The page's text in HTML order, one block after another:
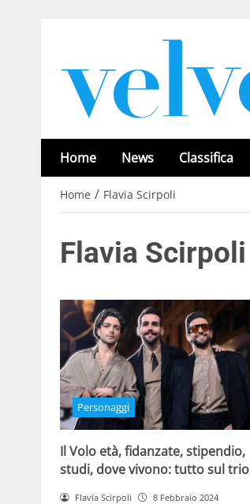
Home News Classifica
Home / Flavia Scirpoli
Flavia Scirpoli
Personaggi
Il Volo età, fidanzate, stipendio,
studi, dove vivono: tutto sul trio
Flavia Scirpoli 8 Febbraio 2024